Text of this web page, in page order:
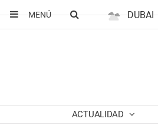
MENÚ
DUBAI
ACTUALIDAD